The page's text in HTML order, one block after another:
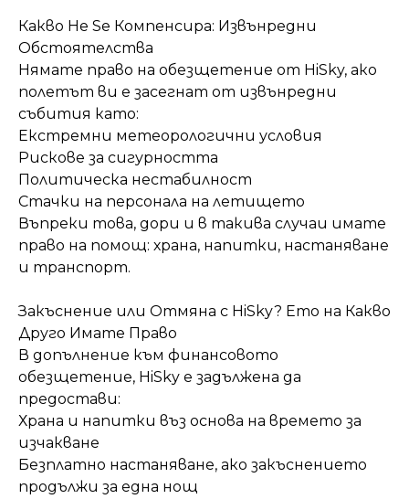
Какво Не Se Компенсира: Извънредни
Обстоятелства
Нямате право на обезщетение от HiSky, ако
полетът ви е засегнат от извънредни
събития като:
Екстремни метеорологични условия
Рискове за сигурността
Политическа нестабилност
Стачки на персонала на летището
Въпреки това, дори и в такива случаи имате
право на помощ: храна, напитки, настаняване
и транспорт.
Закъснение или Отмяна с HiSky? Ето на Какво
Друго Имате Право
В допълнение към финансовото
обезщетение, HiSky е задължена да
предостави:
Храна и напитки въз основа на времето за
изчакване
Безплатно настаняване, ако закъснението
продължи за една нощ